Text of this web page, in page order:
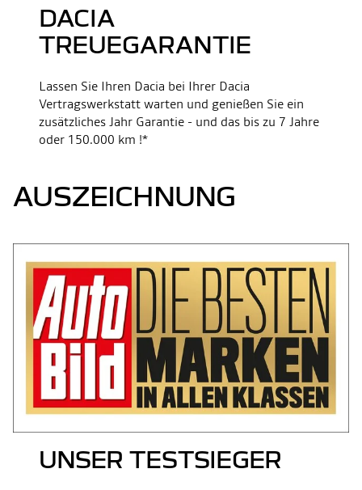
DACIA
TREUEGARANTIE
Lassen Sie Ihren Dacia bei Ihrer Dacia
Vertragswerkstatt warten und genießen Sie ein
zusätzliches Jahr Garantie - und das bis zu 7 Jahre
oder 150.000 km !*
AUSZEICHNUNG
UNSER TESTSIEGER